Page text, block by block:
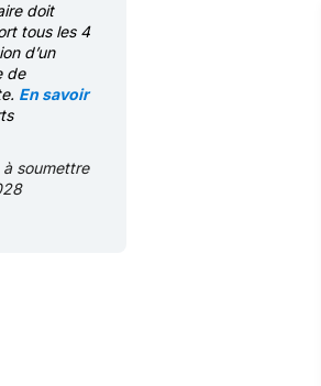
doit
tous les 4
d’un
de
En savoir
soumettre